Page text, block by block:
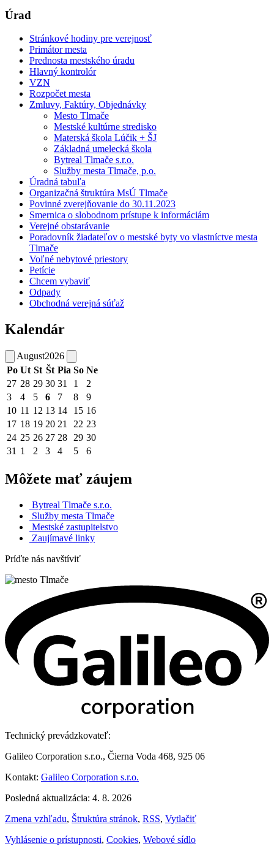
Úrad
Stránkové hodiny pre verejnosť
Primátor mesta
Prednosta mestského úradu
Hlavný kontrolór
VZN
Rozpočet mesta
Zmluvy, Faktúry, Objednávky
Mesto Tlmače
Mestské kultúrne stredisko
Materská škola Lúčik + ŠJ
Základná umelecká škola
Bytreal Tlmače s.r.o.
Služby mesta Tlmače, p.o.
Úradná tabuľa
Organizačná štruktúra MsÚ Tlmače
Povinné zverejňovanie do 30.11.2023
Smernica o slobodnom prístupe k informáciám
Verejné obstarávanie
Poradovník žiadateľov o mestské byty vo vlastníctve mesta
Tlmače
Voľné nebytové priestory
Petície
Chcem vybaviť
Odpady
Obchodná verejná súťaž
Kalendár
August2026
Po Ut St Št Pia So Ne
27 28 29 30 31 1
2
3
4 5 6 7 8
9
10 11 12 13 14 15 16
17 18 19 20 21 22 23
24 25 26 27 28 29 30
31 1 2 3 4 5 6
Môžete mať záujem
Bytreal Tlmače s.r.o.
Služby mesta Tlmače
Mestské zastupitelstvo
Zaujímavé linky
Príďte nás navštíviť
Technický prevádzkovateľ:
Galileo Corporation s.r.o., Čierna Voda 468, 925 06
Kontakt: Galileo Corporation s.r.o.
Posledná aktualizácia: 4. 8. 2026
Zmena vzhľadu, Štruktúra stránok, RSS, Vytlačiť
Vyhlásenie o prístupnosti, Cookies, Webové sídlo